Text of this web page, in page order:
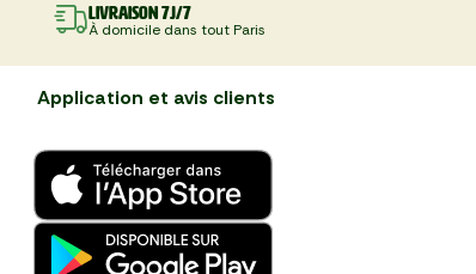
Livraison 7J/7
À domicile dans tout Paris
Application et avis clients